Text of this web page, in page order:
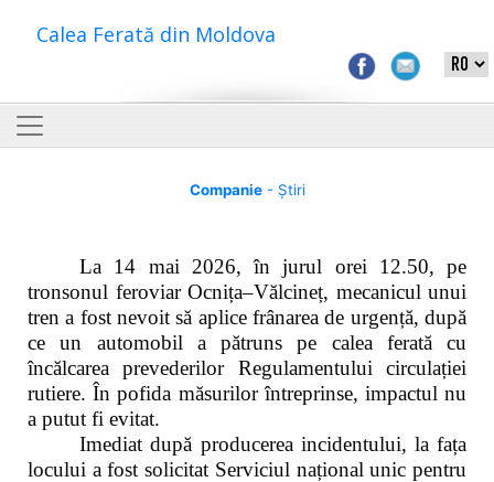
Calea Ferată din Moldova
Companie- Știri
La 14 mai 2026, în jurul orei 12.50, pe
tronsonul feroviar Ocnița–Vălcineț, mecanicul unui
tren a fost nevoit să aplice frânarea de urgență, după
ce un automobil a pătruns pe calea ferată cu
încălcarea prevederilor Regulamentului circulației
rutiere. În pofida măsurilor întreprinse, impactul nu
a putut fi evitat.
Imediat după producerea incidentului, la fața
locului a fost solicitat Serviciul național unic pentru